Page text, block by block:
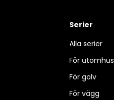
Serier
Alla serier
För utomhus
För golv
För vägg